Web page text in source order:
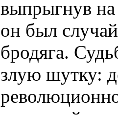
выпрыгнув на
он был
бродяга.
злую шутку: